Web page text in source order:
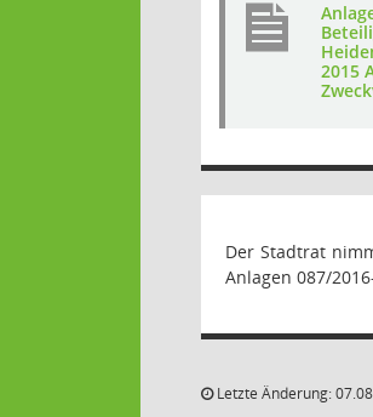
2015
Der Stadtrat
Anlagen 087/
Letzte Änderung: